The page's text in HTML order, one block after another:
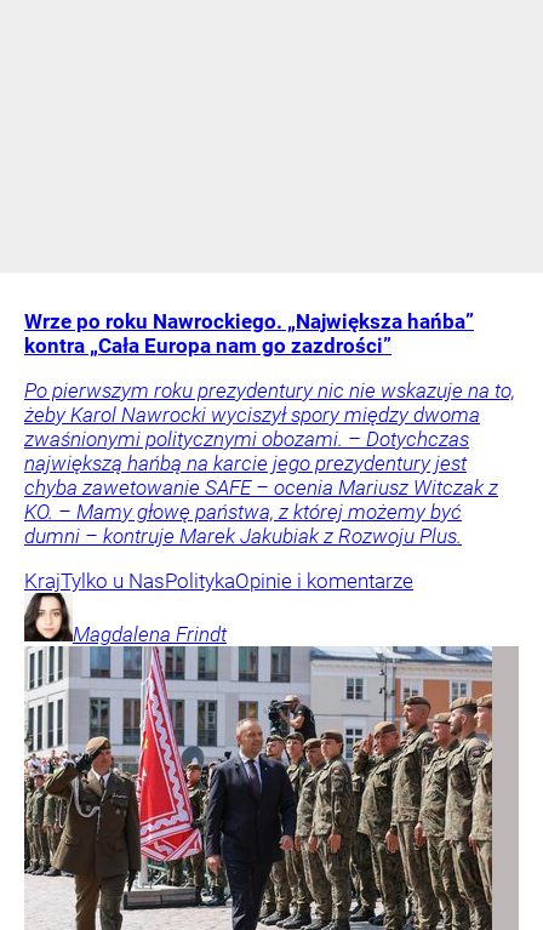
Wrze po roku Nawrockiego. „Największa hańba”
kontra „Cała Europa nam go zazdrości”
Po pierwszym roku prezydentury nic nie wskazuje na to,
żeby Karol Nawrocki wyciszył spory między dwoma
zwaśnionymi politycznymi obozami. – Dotychczas
największą hańbą na karcie jego prezydentury jest
chyba zawetowanie SAFE – ocenia Mariusz Witczak z
KO. – Mamy głowę państwa, z której możemy być
dumni – kontruje Marek Jakubiak z Rozwoju Plus.
KrajTylko u NasPolitykaOpinie i komentarze
Magdalena Frindt